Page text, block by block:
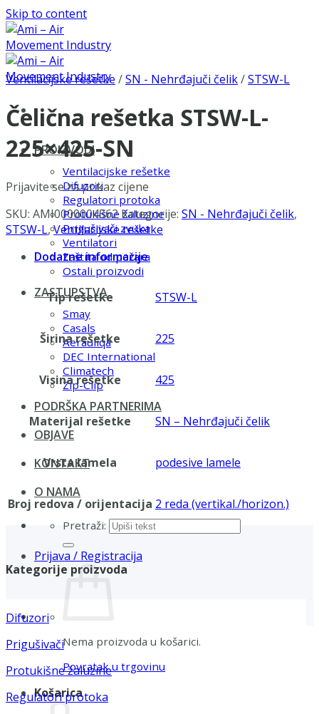
Skip to content
PROIZVODI
Ventilacijske rešetke
Difuzori
Regulatori protoka
Protukišne žaluzine
Prigušivači zvuka
Ventilatori
Zaštita od požara
Ostali proizvodi
ZASTUPSTVA
Smay
Casals
Aerauliqa
DEC International
Climatech
Zip-Clip
PODRŠKA PARTNERIMA
OBJAVE
KONTAKT
O NAMA
Pretraži:
Prijava / Registracija
Nema proizvoda u košarici.
Povratak u trgovinu
Košarica
Ventilacijske rešetke /SN - Nehrđajuči čelik/STSW-L
Čelična rešetka STSW-L-
225×425-SN
Prijavite se za prikaz cijene
SKU: AMI0000004562 Kategorije: SN - Nehrđajuči čelik,
STSW-L,Ventilacijske rešetke
Dodatne informacije
Tip rešetke STSW-L
Širina rešetke 225
Visina rešetke 425
Materijal rešetke SN – Nehrđajuči čelik
Vrsta lamela podesive lamele
Broj redova / orijentacija 2 reda (vertikal./horizon.)
Kategorije proizvoda
Difuzori
Prigušivači
Protukišne žaluzine
Regulatori protoka